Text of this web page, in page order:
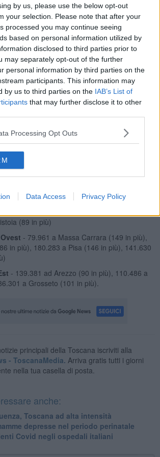
by us, please use the below opt-out
your selection. Please note that after your
processed you may continue seeing
based on personal information utilized by
disclosed to third parties prior to
may separately opt-out of the further
personal information by third parties on the
participants. This information may
by us to third parties on the IAB’s List of
that may further disclose it to other
Processing Opt Outs
Data Access Privacy Policy
per un totale di 1.462.098 persone che
di coloro che sono stati colpiti dal Covid sul
sono oggi72.572, +0,2% rispetto a ieri.
dei ricoverati, oggi sono597(7 in meno
25in terapia intensiva (1 in meno). Nel grafico
negli ospedali toscani.
con l'infezione in corso sono in isolamento a
che non richiedono cure ospedaliere o prive
rispetto a ieri, più 0,3%).
sul territorio con la variazione provincia
- sono 415.959 i casi complessivi ad oggi a
(89 in più)
- 79.961 a Massa Carrara (149 in più),
in più), 180.283 a Pisa (146 in più), 141.630
- 139.381 ad Arezzo (90 in più), 110.486 a
a Grosseto (101 in più).
principali della Toscana iscriviti alla
- ToscanaMedia. Arriva gratis tutti i giorni
nella tua casella di posta.
anche:
Toscana ad alta intensità
depresse nel periodo perinatale
Covid negli ospedali italiani